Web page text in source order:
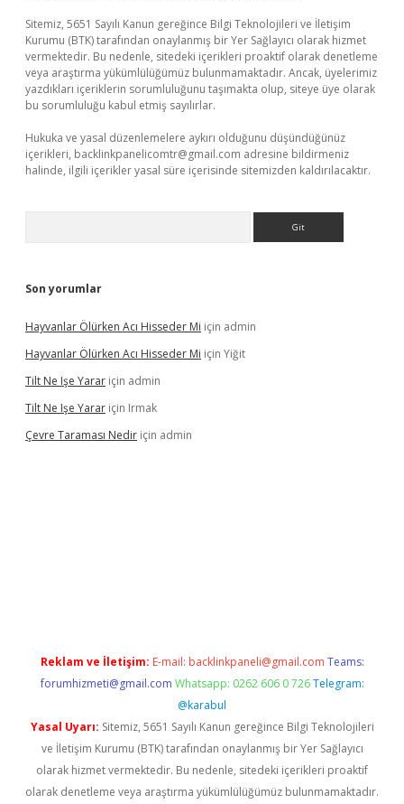
Sitemiz, 5651 Sayılı Kanun gereğince Bilgi Teknolojileri ve İletişim
Kurumu (BTK) tarafından onaylanmış bir Yer Sağlayıcı olarak hizmet
vermektedir. Bu nedenle, sitedeki içerikleri proaktif olarak denetleme
veya araştırma yükümlülüğümüz bulunmamaktadır. Ancak, üyelerimiz
yazdıkları içeriklerin sorumluluğunu taşımakta olup, siteye üye olarak
bu sorumluluğu kabul etmiş sayılırlar.
Hukuka ve yasal düzenlemelere aykırı olduğunu düşündüğünüz
içerikleri, backlinkpanelicomtr@gmail.com adresine bildirmeniz
halinde, ilgili içerikler yasal süre içerisinde sitemizden kaldırılacaktır.
Son yorumlar
Hayvanlar Ölürken Acı Hisseder Mi için admin
Hayvanlar Ölürken Acı Hisseder Mi için Yiğit
Tilt Ne Işe Yarar için admin
Tilt Ne Işe Yarar için Irmak
Çevre Taraması Nedir için admin
Reklam ve İletişim: E-mail: backlinkpaneli@gmail.com Teams:
forumhizmeti@gmail.com Whatsapp: 0262 606 0 726 Telegram:
@karabul
Yasal Uyarı: Sitemiz, 5651 Sayılı Kanun gereğince Bilgi Teknolojileri
ve İletişim Kurumu (BTK) tarafından onaylanmış bir Yer Sağlayıcı
olarak hizmet vermektedir. Bu nedenle, sitedeki içerikleri proaktif
olarak denetleme veya araştırma yükümlülüğümüz bulunmamaktadır.